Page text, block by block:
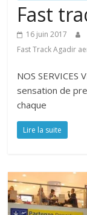
Fast
16 juin 2017
Fast Track Agadir
NOS
sensation de
chaque
Lire la suite